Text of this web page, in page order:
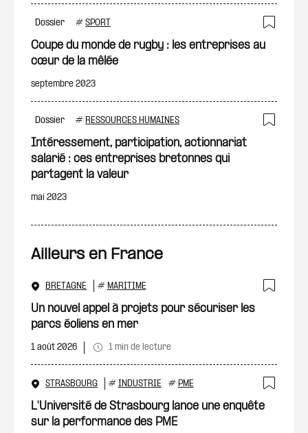
Dossier # SPORT
Coupe du monde de rugby : les entreprises au
cœur de la mêlée
septembre 2023
Dossier # RESSOURCES HUMAINES
Intéressement, participation, actionnariat
salarié : ces entreprises bretonnes qui
partagent la valeur
mai 2023
Ailleurs en France
BRETAGNE # MARITIME
Un nouvel appel à projets pour sécuriser les
parcs éoliens en mer
1 août 2026 1 min de lecture
STRASBOURG # INDUSTRIE # PME
L'Université de Strasbourg lance une enquête
sur la performance des PME